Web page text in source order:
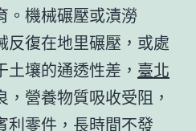
。機械碾壓或漬澇
反復在地里碾壓，或處
壤的通透性差， 臺北
，營養物質吸收受阻，
利零件 ，長時間不發